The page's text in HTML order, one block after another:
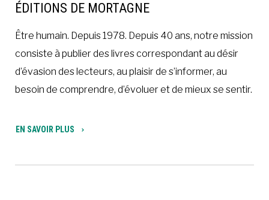
ÉDITIONS DE MORTAGNE
Être humain. Depuis 1978. Depuis 40 ans, notre mission
consiste à publier des livres correspondant au désir
d’évasion des lecteurs, au plaisir de s’informer, au
besoin de comprendre, d’évoluer et de mieux se sentir.
EN SAVOIR PLUS